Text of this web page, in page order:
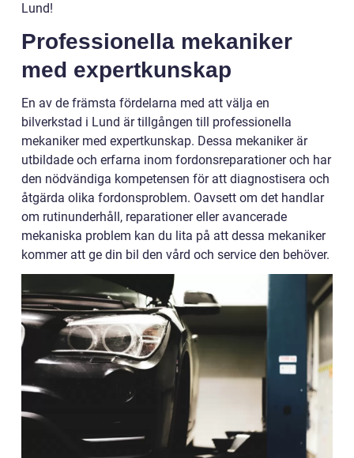
Lund!
Professionella mekaniker
med expertkunskap
En av de främsta fördelarna med att välja en
bilverkstad i Lund är tillgången till professionella
mekaniker med expertkunskap. Dessa mekaniker är
utbildade och erfarna inom fordonsreparationer och har
den nödvändiga kompetensen för att diagnostisera och
åtgärda olika fordonsproblem. Oavsett om det handlar
om rutinunderhåll, reparationer eller avancerade
mekaniska problem kan du lita på att dessa mekaniker
kommer att ge din bil den vård och service den behöver.